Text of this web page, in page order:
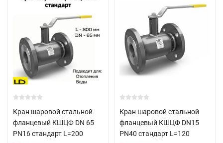
Кран шаровой стальной
фланцевый КШЦФ DN 65
PN16 стандарт L=200
Кран шаровой стальной
фланцевый КШЦФ DN15
PN40 стандарт L=120